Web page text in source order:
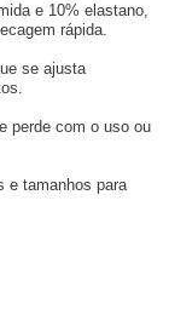
e 10% elastano,
rápida.
se ajusta
perde com o uso ou
e tamanhos para